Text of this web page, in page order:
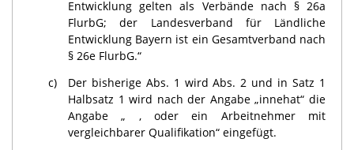
Entwicklung gelten als Verbände nach § 26a
FlurbG; der Landesverband für Ländliche
Entwicklung Bayern ist ein Gesamtverband nach
§ 26e FlurbG.“
c)
Der bisherige Abs. 1 wird Abs. 2 und in Satz 1
Halbsatz 1 wird nach der Angabe „innehat“ die
Angabe „ , oder ein Arbeitnehmer mit
vergleichbarer Qualifikation“ eingefügt.